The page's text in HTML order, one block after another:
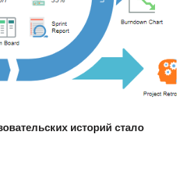
историй стало